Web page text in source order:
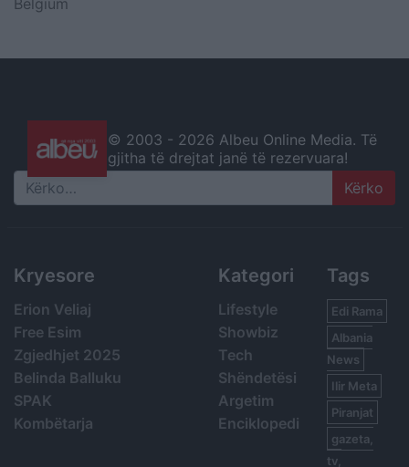
Belgium
© 2003 - 2026 Albeu Online Media. Të
gjitha të drejtat janë të rezervuara!
Search
Kryesore
Erion Veliaj
Free Esim
Zgjedhjet 2025
Belinda Balluku
SPAK
Kombëtarja
Kategori
Lifestyle
Showbiz
Tech
Shëndetësi
Argetim
Enciklopedi
Tags
Edi Rama
Albania
News
Ilir Meta
Piranjat
gazeta,
tv,